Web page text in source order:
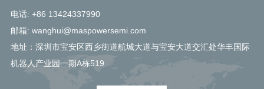
电话: +86 13424337990
邮箱: wanghui@maspowersemi.com
地址：深圳市宝安区西乡街道航城大道与宝安大道交汇处华丰国际
机器人产业园一期A栋519